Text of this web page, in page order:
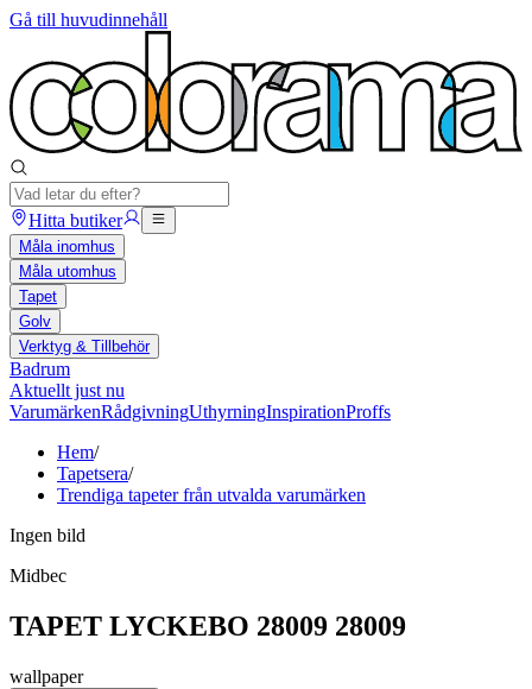
Gå till huvudinnehåll
Hitta butiker
Måla inomhus
Måla utomhus
Tapet
Golv
Verktyg & Tillbehör
Badrum
Aktuellt just nu
VarumärkenRådgivningUthyrningInspirationProffs
Hem/
Tapetsera/
Trendiga tapeter från utvalda varumärken
Ingen bild
Midbec
TAPET LYCKEBO 28009 28009
wallpaper